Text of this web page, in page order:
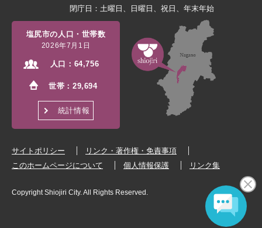
閉庁日：土曜日、日曜日、祝日、年末年始
塩尻市の人口・世帯数
2026年7月1日
人口： 64,756
世帯：29,694
統計情報
サイトポリシー
リンク・著作権・免責事項
このホームページについて
個人情報保護 リンク集
Copyright Shiojiri City. All Rights Reserved.